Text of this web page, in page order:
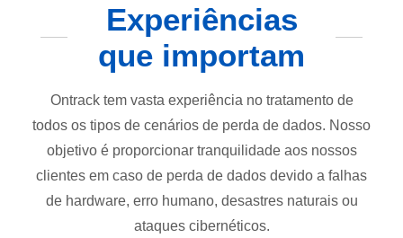
Experiências
que importam
Ontrack tem vasta experiência no tratamento de
todos os tipos de cenários de perda de dados. Nosso
objetivo é proporcionar tranquilidade aos nossos
clientes em caso de perda de dados devido a falhas
de hardware, erro humano, desastres naturais ou
ataques cibernéticos.